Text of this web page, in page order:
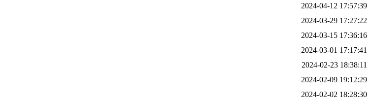
2024-04-12 17:57:39
2024-03-29 17:27:22
2024-03-15 17:36:16
2024-03-01 17:17:41
2024-02-23 18:38:11
2024-02-09 19:12:29
2024-02-02 18:28:30